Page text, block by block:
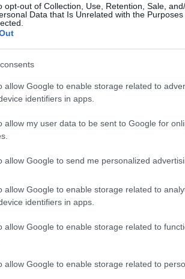
opt-out of Collection, Use, Retention, Sale,
Data that Is Unrelated with the
allow Google to enable storage related to
identifiers in apps.
allow my user data to be sent to Google for
allow Google to send me personalized
allow Google to enable storage related to
identifiers in apps.
allow Google to enable storage related to
allow Google to enable storage related to
mentre Anderson era
il giocatore ha ricevuto il via
in Kansas e le ultime
che tornerà in Inghilterra.
progetto sportivo voluto dal
storico
il britannico piú pagato di
trasferimento da £115m. Nel
due spese estive
di Florian Wirtz per £116.5m,